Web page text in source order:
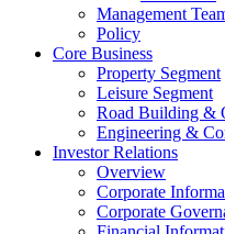
Management
Policy
Core Business
Property Segment
Leisure Segment
Road Building &
Engineering &
Investor Relations
Overview
Corporate
Corporate